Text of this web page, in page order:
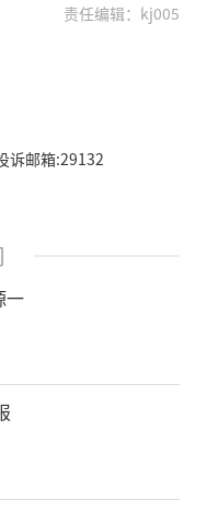
责任编辑：kj005
诉邮箱:29132
一